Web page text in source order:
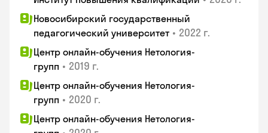
Новосибирский государственный
педагогический университет • 2022 г.
Центр онлайн-обучения Нетология-
групп • 2019 г.
Центр онлайн-обучения Нетология-
групп • 2020 г.
Центр онлайн-обучения Нетология-